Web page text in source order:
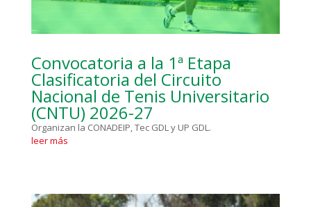
Convocatoria a la 1ª Etapa
Clasificatoria del Circuito
Nacional de Tenis Universitario
(CNTU) 2026-27
Organizan la CONADEIP, Tec GDL y UP GDL.
leer más